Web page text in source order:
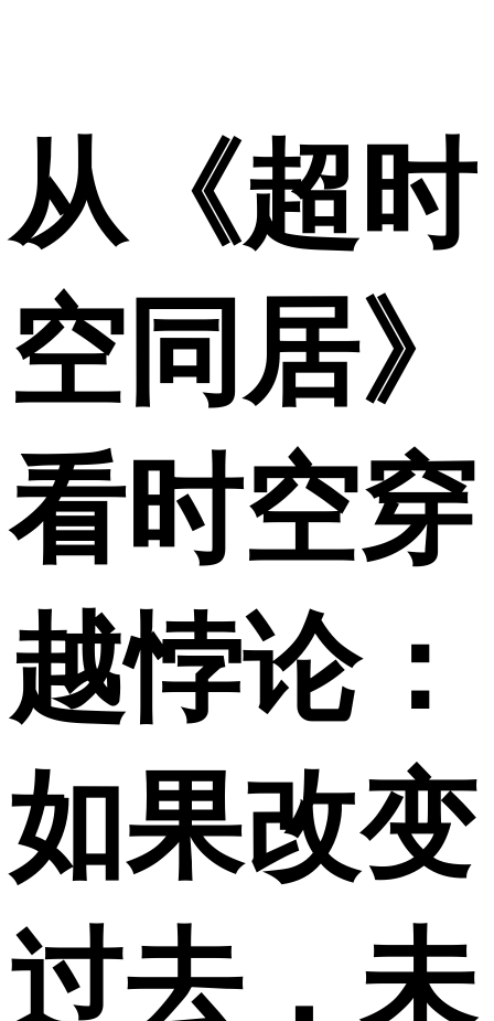
从《超时
空同居》
看时空穿
越悖论：
如果改变
过去，未